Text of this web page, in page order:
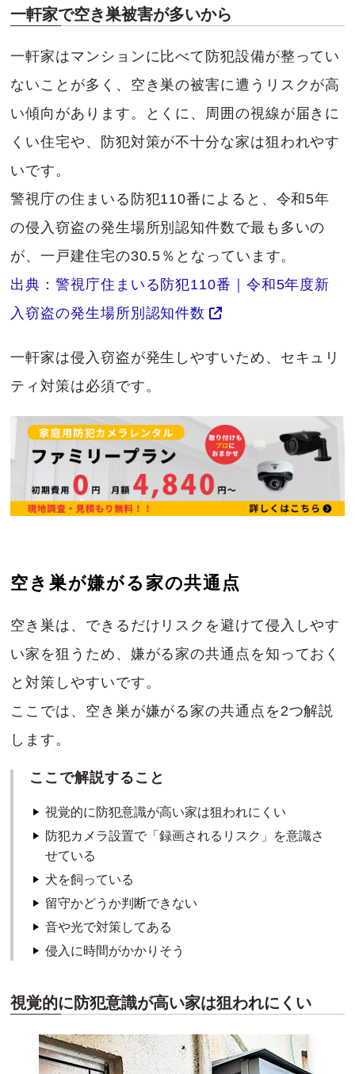
一軒家で空き巣被害が多いから
一軒家はマンションに比べて防犯設備が整ってい
ないことが多く、空き巣の被害に遭うリスクが高
い傾向があります。とくに、周囲の視線が届きに
くい住宅や、防犯対策が不十分な家は狙われやす
いです。
警視庁の住まいる防犯110番によると、令和5年
の侵入窃盗の発生場所別認知件数で最も多いの
が、一戸建住宅の30.5％となっています。
出典：警視庁住まいる防犯110番｜令和5年度新
入窃盗の発生場所別認知件数
一軒家は侵入窃盗が発生しやすいため、セキュリ
ティ対策は必須です。
空き巣が嫌がる家の共通点
空き巣は、できるだけリスクを避けて侵入しやす
い家を狙うため、嫌がる家の共通点を知っておく
と対策しやすいです。
ここでは、空き巣が嫌がる家の共通点を2つ解説
します。
ここで解説すること
視覚的に防犯意識が高い家は狙われにくい
防犯カメラ設置で「録画されるリスク」を意識さ
せている
犬を飼っている
留守かどうか判断できない
音や光で対策してある
侵入に時間がかかりそう
視覚的に防犯意識が高い家は狙われにくい